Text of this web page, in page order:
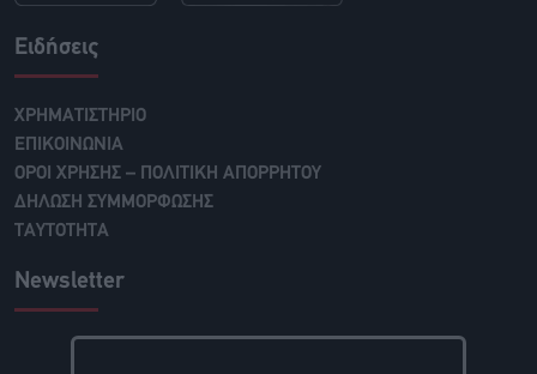
Ειδήσεις
ΧΡΗΜΑΤΙΣΤΗΡΙΟ
ΕΠΙΚΟΙΝΩΝΙΑ
ΟΡΟΙ ΧΡΗΣΗΣ – ΠΟΛΙΤΙΚΗ ΑΠΟΡΡΗΤΟΥ
ΔΗΛΩΣΗ ΣΥΜΜΟΡΦΩΣΗΣ
ΤΑΥΤΟΤΗΤΑ
Newsletter